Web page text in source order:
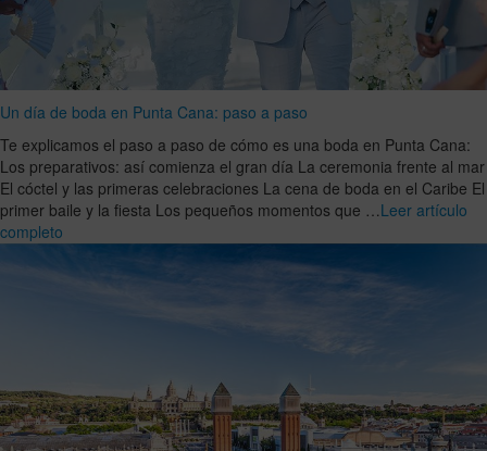
Un día de boda en Punta Cana: paso a paso
Te explicamos el paso a paso de cómo es una boda en Punta Cana:
Los preparativos: así comienza el gran día La ceremonia frente al mar
El cóctel y las primeras celebraciones La cena de boda en el Caribe El
primer baile y la fiesta Los pequeños momentos que …Leer artículo
completo